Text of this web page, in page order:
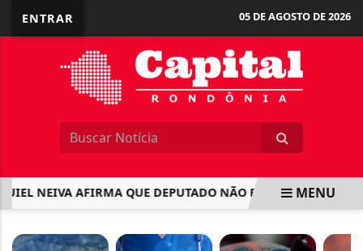
ENTRAR 05 DE AGOSTO DE 2026
NEIVA AFIRMA QUE DEPUTADO NÃO ESTÁ INELEGÍVEL
MENU